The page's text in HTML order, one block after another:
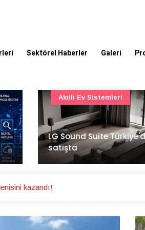
Sektörel Haberler Galeri
İstanbul Havalimanı'nın
ana pistinde sona doğru
Ulaşım
kazandı!